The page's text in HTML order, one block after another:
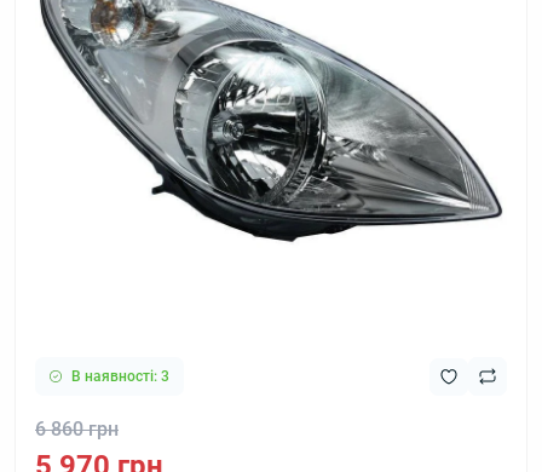
В наявності: 3
6 860 грн